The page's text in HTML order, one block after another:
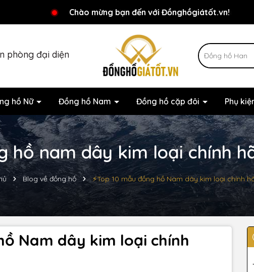
Chào mừng bạn đến với Đồnghồgiátốt.vn!
Chương trình khuyến mãi đang chờ đợi bạn
phòng đại diện
hồ Nữ Đồng hồ Nam Đồng hồ cặp đôi Phụ
hồ nam dây kim loại chính
Blog về đồng hồ ⚡️Top 10 mẫu đồng hồ Nam dây kim loại chính
Nam dây kim loại chính